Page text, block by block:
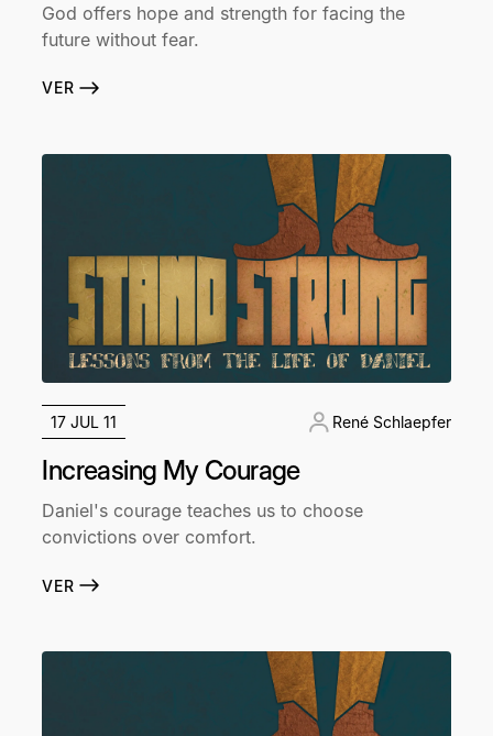
God offers hope and strength for facing the
future without fear.
VER
17 JUL 11 René Schlaepfer
Increasing My Courage
Daniel's courage teaches us to choose
convictions over comfort.
VER